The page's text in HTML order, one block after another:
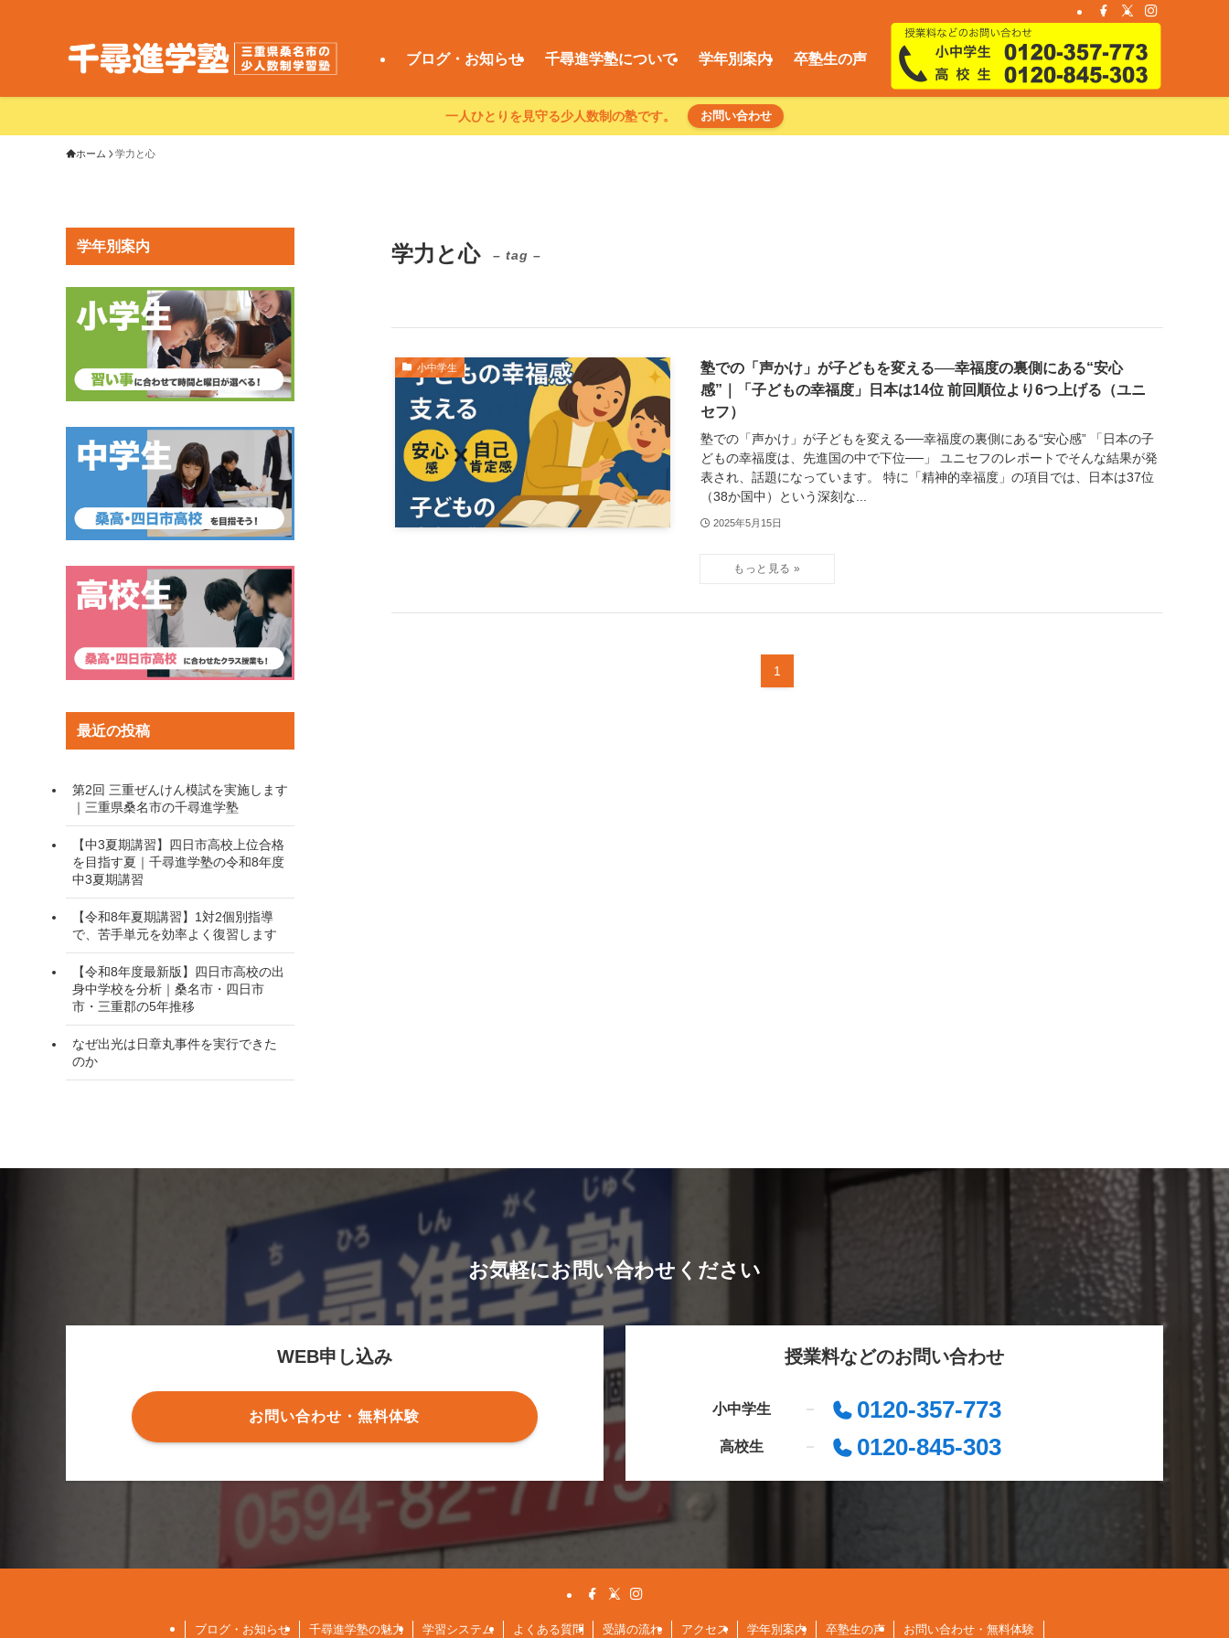
ブログ・お知らせ 千尋進学塾について 学年別案内 卒塾生の声
一人ひとりを見守る少人数制の塾です。 お問い合わせ
ホーム 学力と心
学力と心 – tag –
小中学生
塾での「声かけ」が子どもを変える──幸福度の裏側にある“安心
感”｜「子どもの幸福度」日本は14位 前回順位より6つ上げる（ユニ
セフ）
塾での「声かけ」が子どもを変える──幸福度の裏側にある“安心感” 「日本の子
どもの幸福度は、先進国の中で下位──」 ユニセフのレポートでそんな結果が発
表され、話題になっています。 特に「精神的幸福度」の項目では、日本は37位
（38か国中）という深刻な...
2025年5月15日
1
学年別案内
最近の投稿
第2回 三重ぜんけん模試を実施します
｜三重県桑名市の千尋進学塾
【中3夏期講習】四日市高校上位合格
を目指す夏｜千尋進学塾の令和8年度
中3夏期講習
【令和8年夏期講習】1対2個別指導
で、苦手単元を効率よく復習します
【令和8年度最新版】四日市高校の出
身中学校を分析｜桑名市・四日市
市・三重郡の5年推移
なぜ出光は日章丸事件を実行できた
のか
お気軽にお問い合わせください
WEB申し込み
お問い合わせ・無料体験
授業料などのお問い合わせ
小中学生 0120-357-773
高校生 0120-845-303
ブログ・お知らせ 千尋進学塾の魅力 学習システム よくある質問 受講の流れ アクセス 学年別案内 卒塾生の声 お問い合わせ・無料体験